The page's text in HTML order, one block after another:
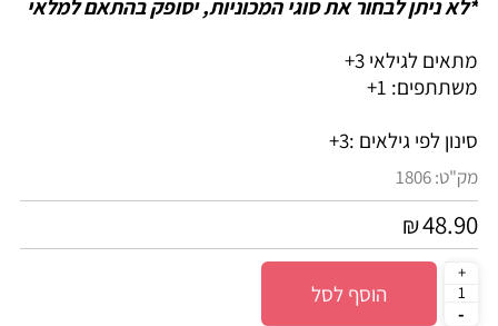
*לא ניתן לבחור את סוגי המכוניות, יסופק בהתאם למלאי
מתאים לגילאי 3+
משתתפים: 1+
סינון לפי גילאים :3+
מק"ט:1806
₪48.90
הוסף לסל